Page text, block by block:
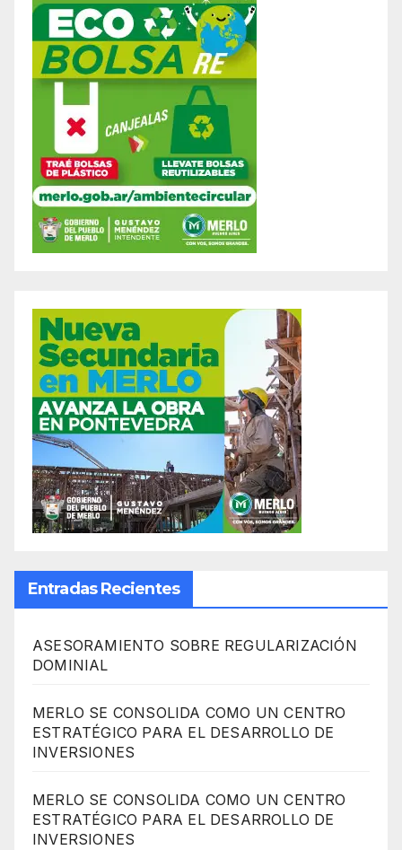
Entradas Recientes
ASESORAMIENTO SOBRE REGULARIZACIÓN
DOMINIAL
MERLO SE CONSOLIDA COMO UN CENTRO
ESTRATÉGICO PARA EL DESARROLLO DE
INVERSIONES
MERLO SE CONSOLIDA COMO UN CENTRO
ESTRATÉGICO PARA EL DESARROLLO DE
INVERSIONES